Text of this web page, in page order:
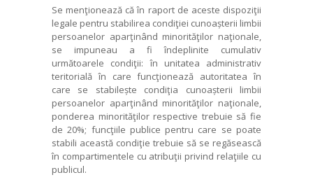
Se menţionează că în raport de aceste dispoziţii
legale pentru stabilirea condiţiei cunoașterii limbii
persoanelor aparţinând minorităţilor naţionale,
se impuneau a fi îndeplinite cumulativ
următoarele condiţii: în unitatea administrativ
teritorială în care funcţionează autoritatea în
care se stabilește condiţia cunoașterii limbii
persoanelor aparţinând minorităţilor naţionale,
ponderea minorităţilor respective trebuie să fie
de 20%; funcţiile publice pentru care se poate
stabili această condiţie trebuie să se regăsească
în compartimentele cu atribuţii privind relaţiile cu
publicul.